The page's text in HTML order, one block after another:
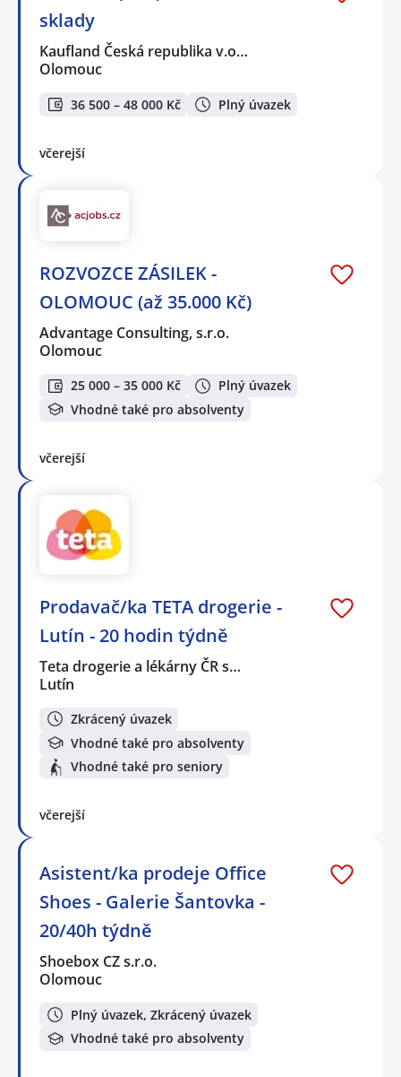
sklady
Kaufland Česká republika v.o…
Olomouc
36 500 – 48 000 Kč Plný úvazek
včerejší
ROZVOZCE ZÁSILEK -
OLOMOUC (až 35.000 Kč)
Advantage Consulting, s.r.o.
Olomouc
25 000 – 35 000 Kč
Plný úvazek
Vhodné také pro absolventy
včerejší
Prodavač/ka TETA drogerie -
Lutín - 20 hodin týdně
Teta drogerie a lékárny ČR s…
Lutín
Zkrácený úvazek
Vhodné také pro absolventy
Vhodné také pro seniory
včerejší
Asistent/ka prodeje Office
Shoes - Galerie Šantovka -
20/40h týdně
Shoebox CZ s.r.o.
Olomouc
Plný úvazek, Zkrácený úvazek
Vhodné také pro absolventy